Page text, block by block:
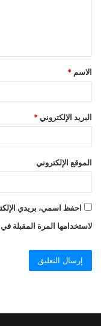
الاسم *
البريد الإلكتروني *
الموقع الإلكتروني
احفظ اسمي، بريدي
لاستخدامها المرة المقبلة